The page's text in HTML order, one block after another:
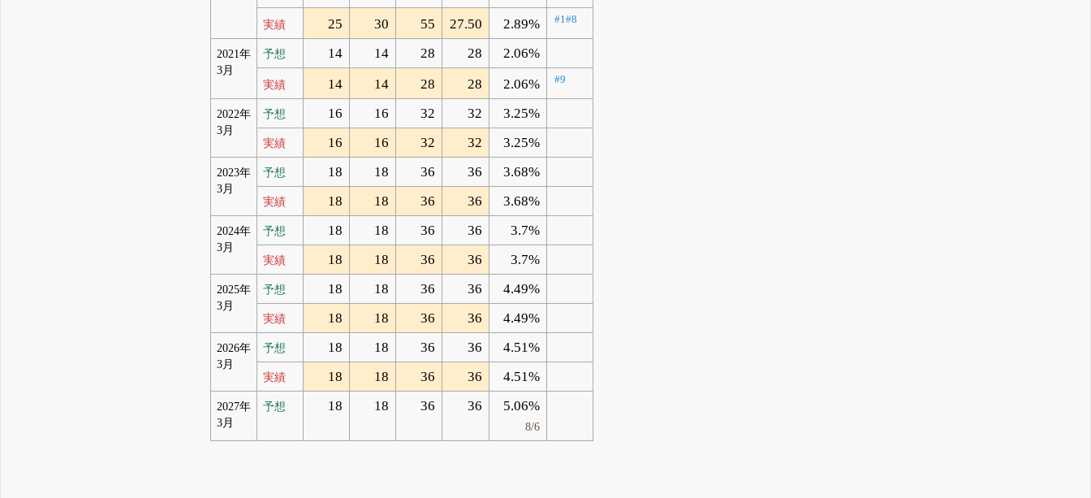
実績 25 30 55 27.50 2.89% #1#8
2021年
3月
予想 14 14 28 28 2.06%
実績 14 14 28 28 2.06% #9
2022年
3月
予想 16 16 32 32 3.25%
実績 16 16 32 32 3.25%
2023年
3月
予想 18 18 36 36 3.68%
実績 18 18 36 36 3.68%
2024年
3月
予想 18 18 36 36 3.7%
実績 18 18 36 36 3.7%
2025年
3月
予想 18 18 36 36 4.49%
実績 18 18 36 36 4.49%
2026年
3月
予想 18 18 36 36 4.51%
実績 18 18 36 36 4.51%
2027年
3月
予想 18 18 36 36 5.06%
8/6